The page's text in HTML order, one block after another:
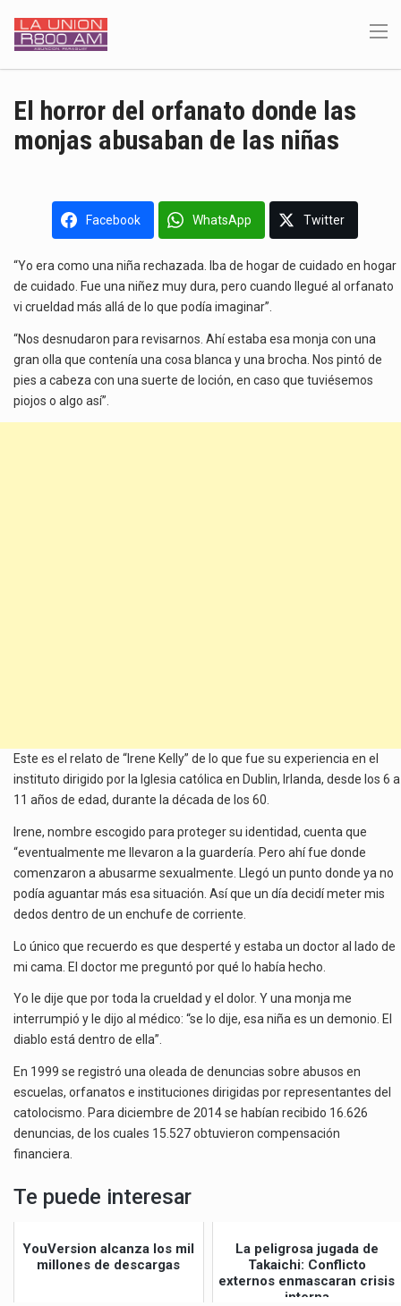
El horror del orfanato donde las
monjas abusaban de las niñas
Facebook WhatsApp Twitter
“Yo era como una niña rechazada. Iba de hogar de cuidado en hogar
de cuidado. Fue una niñez muy dura, pero cuando llegué al orfanato
vi crueldad más allá de lo que podía imaginar”.
“Nos desnudaron para revisarnos. Ahí estaba esa monja con una
gran olla que contenía una cosa blanca y una brocha. Nos pintó de
pies a cabeza con una suerte de loción, en caso que tuviésemos
piojos o algo así”.
Este es el relato de “Irene Kelly” de lo que fue su experiencia en el
instituto dirigido por la Iglesia católica en Dublin, Irlanda, desde los 6 a
11 años de edad, durante la década de los 60.
Irene, nombre escogido para proteger su identidad, cuenta que
“eventualmente me llevaron a la guardería. Pero ahí fue donde
comenzaron a abusarme sexualmente. Llegó un punto donde ya no
podía aguantar más esa situación. Así que un día decidí meter mis
dedos dentro de un enchufe de corriente.
Lo único que recuerdo es que desperté y estaba un doctor al lado de
mi cama. El doctor me preguntó por qué lo había hecho.
Yo le dije que por toda la crueldad y el dolor. Y una monja me
interrumpió y le dijo al médico: “se lo dije, esa niña es un demonio. El
diablo está dentro de ella”.
En 1999 se registró una oleada de denuncias sobre abusos en
escuelas, orfanatos e instituciones dirigidas por representantes del
catolocismo. Para diciembre de 2014 se habían recibido 16.626
denuncias, de los cuales 15.527 obtuvieron compensación
financiera.
Te puede interesar
YouVersion alcanza los mil
millones de descargas
La peligrosa jugada de
Takaichi: Conflicto
externos enmascaran crisis
interna